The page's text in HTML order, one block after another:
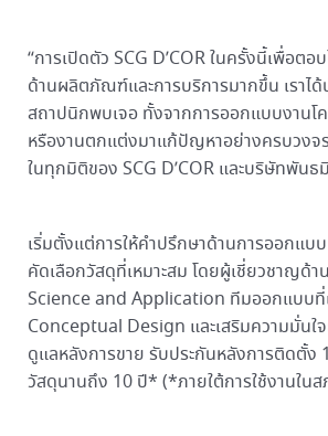
“การเปิดตัว SCG D’COR ในครั้งนี้เพื่อต
ด้านผลิตภัณฑ์และการบริการมากขึ้น เราไ
สถาปนิกพบเจอ ทั้งจากการออกแบบงานโ
หรืองานตกแต่งมาแก้ปัญหาอย่างครบวง
ในทุกมิติของ SCG D’COR และบริษัทพันธ
เริ่มตั้งแต่การให้คำปรึกษาด้านการออกแบ
คัดเลือกวัสดุที่เหมาะสม โดยผู้เชี่ยวชาญด้
Science and Application ทีมออกแบบที่
Conceptual Design และเสริมความมั่นใ
ดูแลหลังการขาย รับประกันหลังการติดตั้ง
วัสดุนานถึง 10 ปี* (*ภายใต้การใช้งานในส